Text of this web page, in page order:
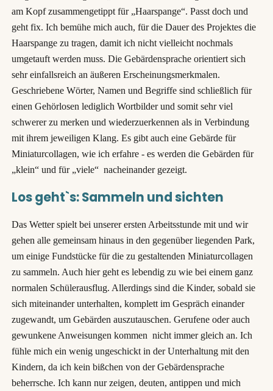
am Kopf zusammengetippt für „Haarspange“. Passt doch und
geht fix. Ich bemühe mich auch, für die Dauer des Projektes die
Haarspange zu tragen, damit ich nicht vielleicht nochmals
umgetauft werden muss. Die Gebärdensprache orientiert sich
sehr einfallsreich an äußeren Erscheinungsmerkmalen.
Geschriebene Wörter, Namen und Begriffe sind schließlich für
einen Gehörlosen lediglich Wortbilder und somit sehr viel
schwerer zu merken und wiederzuerkennen als in Verbindung
mit ihrem jeweiligen Klang. Es gibt auch eine Gebärde für
Miniaturcollagen, wie ich erfahre - es werden die Gebärden für
„klein“ und für „viele“ nacheinander gezeigt.
Los geht`s: Sammeln und sichten
Das Wetter spielt bei unserer ersten Arbeitsstunde mit und wir
gehen alle gemeinsam hinaus in den gegenüber liegenden Park,
um einige Fundstücke für die zu gestaltenden Miniaturcollagen
zu sammeln. Auch hier geht es lebendig zu wie bei einem ganz
normalen Schülerausflug. Allerdings sind die Kinder, sobald sie
sich miteinander unterhalten, komplett im Gespräch einander
zugewandt, um Gebärden auszutauschen. Gerufene oder auch
gewunkene Anweisungen kommen nicht immer gleich an. Ich
fühle mich ein wenig ungeschickt in der Unterhaltung mit den
Kindern, da ich kein bißchen von der Gebärdensprache
beherrsche. Ich kann nur zeigen, deuten, antippen und mich